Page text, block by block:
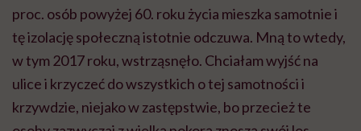
proc. osób powyżej 60. roku życia mieszka samotnie i
tę izolację społeczną istotnie odczuwa. Mną to wtedy,
w tym 2017 roku, wstrząsnęło. Chciałam wyjść na
ulice i krzyczeć do wszystkich o tej samotności i
krzywdzie, niejako w zastępstwie, bo przecież te